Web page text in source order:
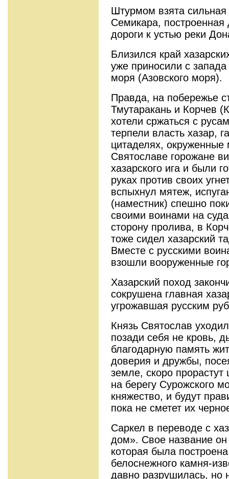
Штурмом взята сильная
Семикара,
дороги к устью реки
Близился край
уже приносили с
моря (Азовского моря).
Правда, на побережье
Тмутаракань и Корчев
хотели сржаться с
терпели власть хазар,
цитаделях,
Святославе горожане
хазарского ига и были
руках против своих
вспыхнул мятеж,
(наместник) спешно
своими воинами на
сторону пролива, в
тоже сидел хазарский
Вместе с русскими
взошли вооруженные
Хазарский поход
сокрушена главная
угрожавшая русским
Князь Святослав
позади себя не кровь,
благодарную память
доверия и дружбы,
земле, скоро
на берегу Сурожского
княжество, и будут
пока не сметет их
Саркел в переводе с
дом». Свое название он
которая была
белоснежного камня-
давно разрушилась, но